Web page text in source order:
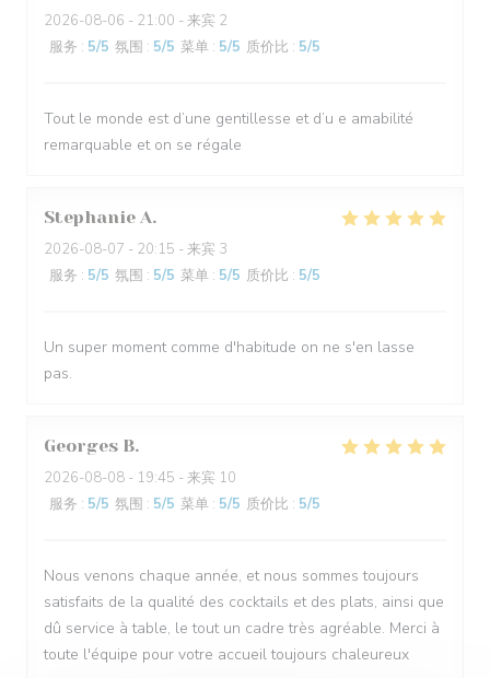
2026-08-06 - 21:00 - 来宾 2
服务 : 5/5 氛围 : 5/5 菜单 : 5/5 质价比 : 5/5
Tout le monde est d’une gentillesse et d’u e amabilité
remarquable et on se régale
Stephanie A
2026-08-07 - 20:15 - 来宾 3
服务 : 5/5 氛围 : 5/5 菜单 : 5/5 质价比 : 5/5
Un super moment comme d'habitude on ne s'en lasse
pas.
Georges B
2026-08-08 - 19:45 - 来宾 10
服务 : 5/5 氛围 : 5/5 菜单 : 5/5 质价比 : 5/5
Nous venons chaque année, et nous sommes toujours
satisfaits de la qualité des cocktails et des plats, ainsi que
dû service à table, le tout un cadre très agréable. Merci à
toute l'équipe pour votre accueil toujours chaleureux